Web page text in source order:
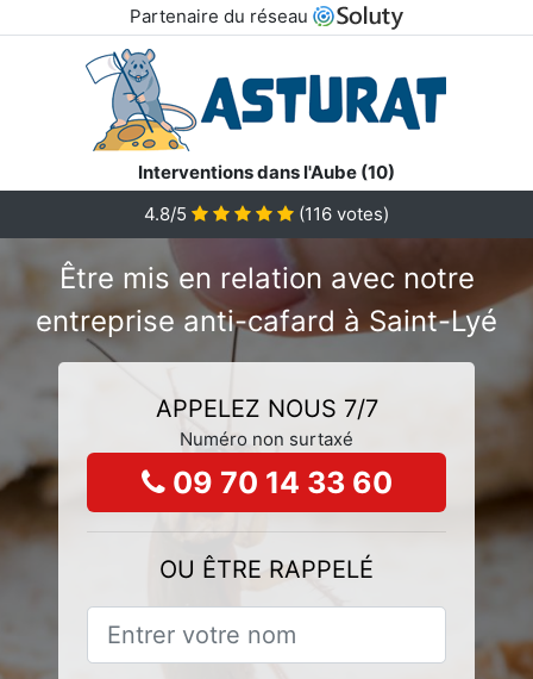
Partenaire du réseau
Interventions dans l'Aube (10)
4.8/5
(116 votes)
Être mis en relation avec notre
entreprise anti-cafard à Saint-Lyé
APPELEZ NOUS 7/7
Numéro non surtaxé
09 70 14 33 60
OU ÊTRE RAPPELÉ